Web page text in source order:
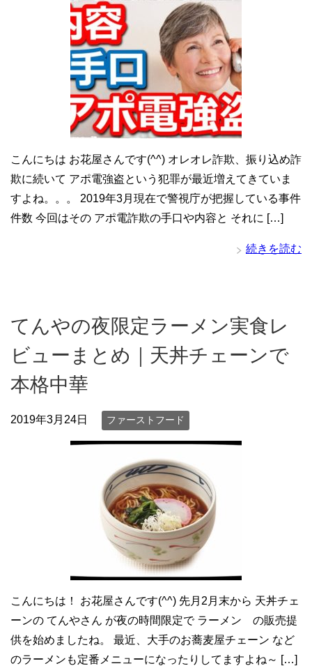
こんにちは お花屋さんです(^^) オレオレ詐欺、振り込め詐
欺に続いて アポ電強盗という犯罪が最近増えてきていま
すよね。。。 2019年3月現在で警視庁が把握している事件
件数 今回はその アポ電詐欺の手口や内容と それに […]
続きを読む
てんやの夜限定ラーメン実食レ
ビューまとめ｜天丼チェーンで
本格中華
2019年3月24日 ファーストフード
こんにちは！ お花屋さんです(^^) 先月2月末から 天丼チェ
ーンの てんやさん が夜の時間限定で ラーメン の販売提
供を始めましたね。 最近、大手のお蕎麦屋チェーン など
のラーメンも定番メニューになったりしてますよね～ […]